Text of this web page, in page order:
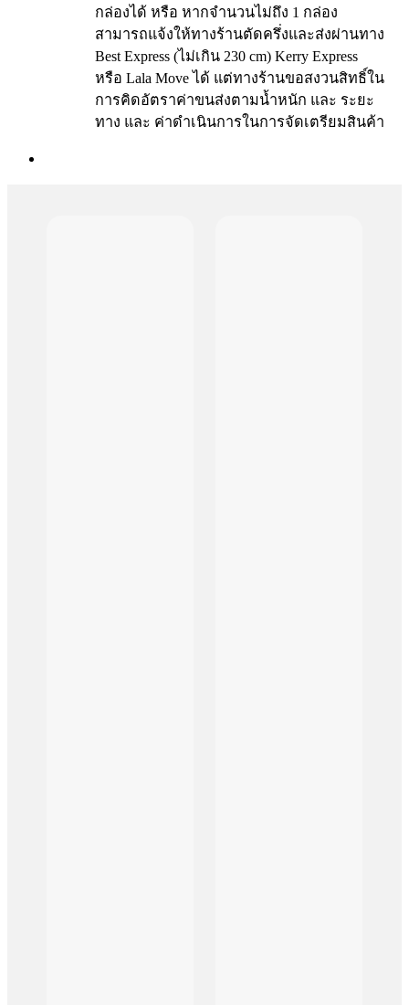
กล่องได้ หรือ หากจำนวนไม่ถึง 1 กล่อง
สามารถแจ้งให้ทางร้านตัดครึ่งและส่งผ่านทาง
Best Express (ไม่เกิน 230 cm) Kerry Express
หรือ Lala Move ได้ แต่ทางร้านขอสงวนสิทธิ์ใน
การคิดอัตราค่าขนส่งตามน้ำหนัก และ ระยะ
ทาง และ ค่าดำเนินการในการจัดเตรียมสินค้า